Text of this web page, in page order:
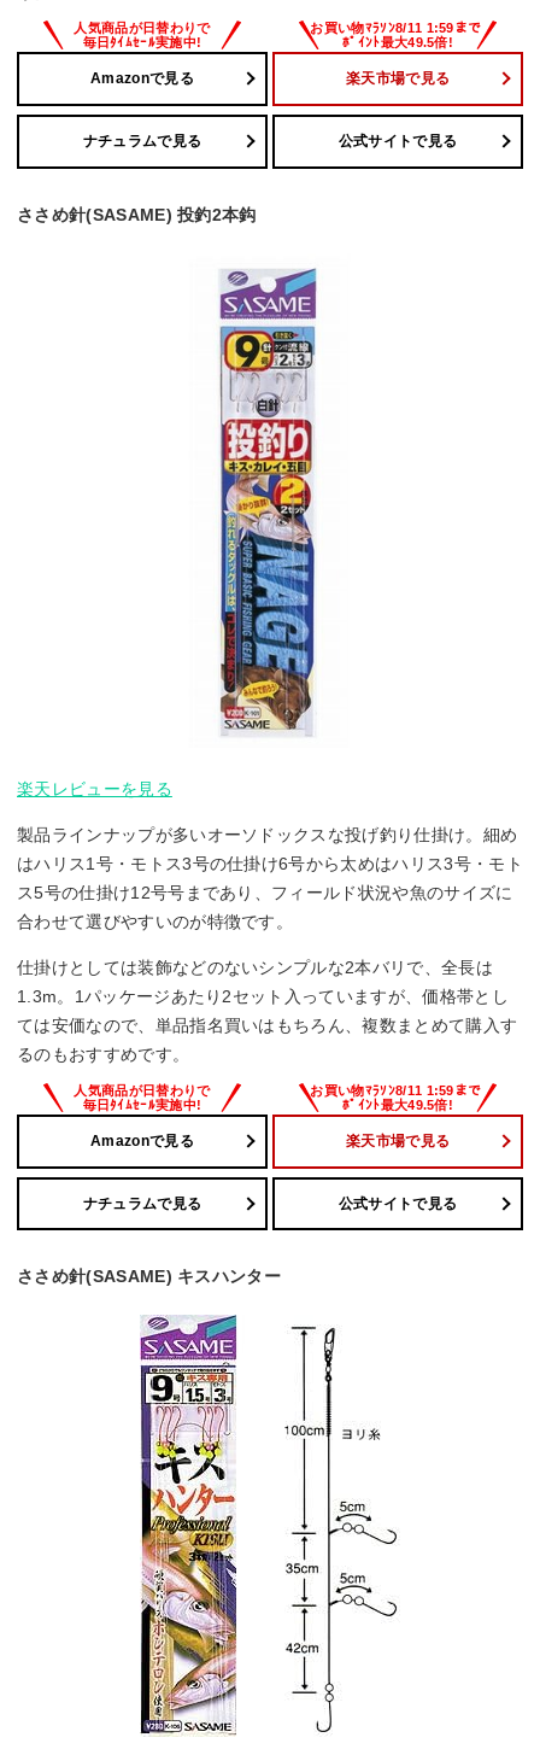
Amazonで見る 楽天市場で見る
ナチュラムで見る 公式サイトで見る
ささめ針(SASAME) 投釣2本鈎
楽天レビューを見る
製品ラインナップが多いオーソドックスな投げ釣り仕掛け。細め
はハリス1号・モトス3号の仕掛け6号から太めはハリス3号・モト
ス5号の仕掛け12号号まであり、フィールド状況や魚のサイズに
合わせて選びやすいのが特徴です。
仕掛けとしては装飾などのないシンプルな2本バリで、全長は
1.3m。1パッケージあたり2セット入っていますが、価格帯とし
ては安価なので、単品指名買いはもちろん、複数まとめて購入す
るのもおすすめです。
Amazonで見る 楽天市場で見る
ナチュラムで見る 公式サイトで見る
ささめ針(SASAME) キスハンター